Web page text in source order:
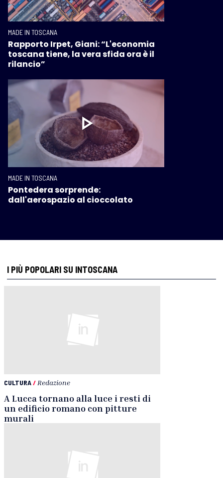
MADE IN TOSCANA
Rapporto Irpet, Giani: “L'economia
toscana tiene, la vera sfida ora è il
rilancio”
MADE IN TOSCANA
Pontedera sorprende:
dall'aerospazio al cioccolato
I PIÙ POPOLARI SU INTOSCANA
CULTURA/ Redazione
A Lucca tornano alla luce i resti di
un edificio romano con pitture
murali